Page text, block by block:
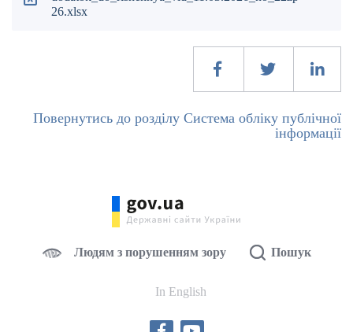
26.xlsx
Повернутись до розділу Система обліку публічної
інформації
Людям з порушенням зору Пошук
In English